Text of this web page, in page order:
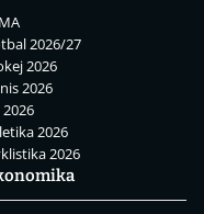
2026/27
2026
2026
2026
2026
2026